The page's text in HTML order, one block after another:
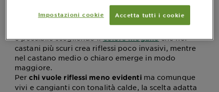
desidera e dalla personalità: ad esempio per chi
ama i toni caldi e vuole ravvivare il colore,
coprire anche i primi capelli bianchi
è possibile scegliendo ilcolore moganoche nei
castani più scuri crea riflessi poco invasivi, mentre
nel castano medio o chiaro emerge in modo
maggiore.
Perchi vuole riflessi meno evidenti ma comunque
vivi e cangianti con tonalità calde, la scelta adatta
Impostazioni cookie Accetta tutti i cookie